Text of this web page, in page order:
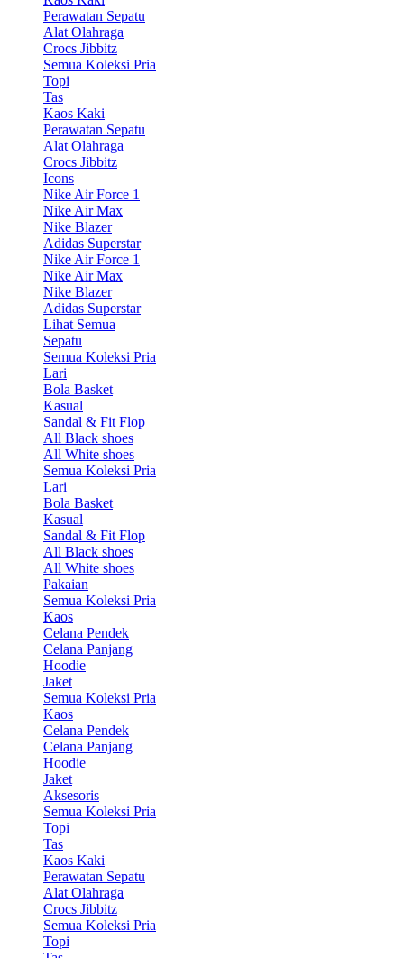
Perawatan Sepatu
Alat Olahraga
Crocs Jibbitz
Semua Koleksi Pria
Topi
Tas
Kaos Kaki
Perawatan Sepatu
Alat Olahraga
Crocs Jibbitz
Icons
Nike Air Force 1
Nike Air Max
Nike Blazer
Adidas Superstar
Nike Air Force 1
Nike Air Max
Nike Blazer
Adidas Superstar
Lihat Semua
Sepatu
Semua Koleksi Pria
Lari
Bola Basket
Kasual
Sandal & Fit Flop
All Black shoes
All White shoes
Semua Koleksi Pria
Lari
Bola Basket
Kasual
Sandal & Fit Flop
All Black shoes
All White shoes
Pakaian
Semua Koleksi Pria
Kaos
Celana Pendek
Celana Panjang
Hoodie
Jaket
Semua Koleksi Pria
Kaos
Celana Pendek
Celana Panjang
Hoodie
Jaket
Aksesoris
Semua Koleksi Pria
Topi
Tas
Kaos Kaki
Perawatan Sepatu
Alat Olahraga
Crocs Jibbitz
Semua Koleksi Pria
Topi